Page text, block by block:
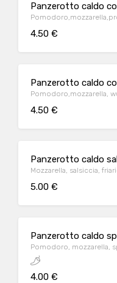
Panzerotto caldo
4.50 €
Panzerotto caldo
Pomodoro,mozzarella,
4.50 €
Panzerotto caldo
Mozzarella, salsiccia,
5.00 €
Panzerotto caldo
Pomodoro, mozzarella,
4.00 €